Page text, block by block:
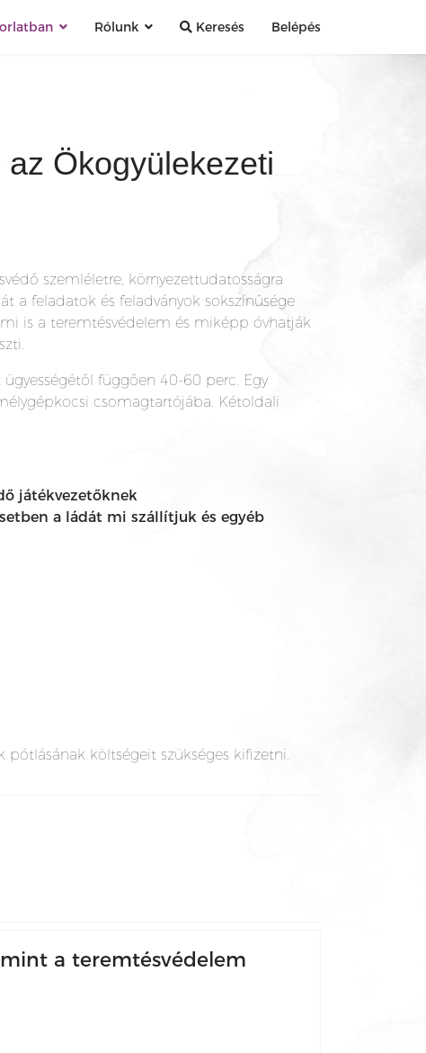
Rólunk Keresés Belépés
Ökogyülekezeti
szemléletre, környezettudatosságra
a feladatok és feladványok sokszínűsége
is a teremtésvédelem és miképp óvhatják
függően 40-60 perc. Egy
csomagtartójába. Kétoldali
játékvezetőknek
a ládát mi szállítjuk és egyéb
pótlásának költségeit szükséges kifizetni.
a teremtésvédelem